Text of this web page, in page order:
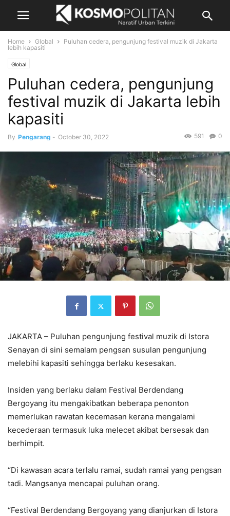
Home Global
Puluhan cedera, pengunjung festival muzik di Jakarta
lebih kapasiti
Global
Puluhan cedera, pengunjung
festival muzik di Jakarta lebih
kapasiti
By Pengarang - October 30, 2022 0
591
JAKARTA – Puluhan pengunjung festival muzik di Istora
Senayan di sini semalam pengsan susulan pengunjung
melebihi kapasiti sehingga berlaku kesesakan.
Insiden yang berlaku dalam Festival Berdendang
Bergoyang itu mengakibatkan beberapa penonton
memerlukan rawatan kecemasan kerana mengalami
kecederaan termasuk luka melecet akibat bersesak dan
berhimpit.
“Di kawasan acara terlalu ramai, sudah ramai yang pengsan
tadi. Mangsanya mencapai puluhan orang.
“Festival Berdendang Bergoyang yang dianjurkan di Istora